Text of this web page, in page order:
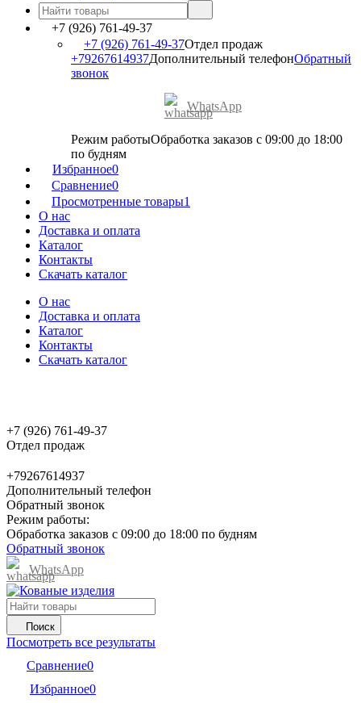
+7 (926) 761-49-37
+7 (926) 761-49-37Отдел продаж
+79267614937Дополнительный телефонОбратный
звонок
WhatsApp
Режим работыОбработка заказов с 09:00 до 18:00
по будням
Избранное0
Сравнение0
Просмотренные товары1
О нас
Доставка и оплата
Каталог
Контакты
Скачать каталог
О нас
Доставка и оплата
Каталог
Контакты
Скачать каталог
+7 (926) 761-49-37
Отдел продаж
+79267614937
Дополнительный телефон
Обратный звонок
Режим работы:
Обработка заказов с 09:00 до 18:00 по будням
Обратный звонок
WhatsApp
Поиск
Посмотреть все результаты
Сравнение0
Избранное0